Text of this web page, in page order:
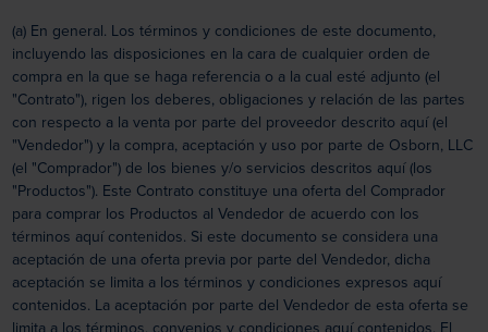
(a) En general. Los términos y condiciones de este documento,
incluyendo las disposiciones en la cara de cualquier orden de
compra en la que se haga referencia o a la cual esté adjunto (el
"Contrato"), rigen los deberes, obligaciones y relación de las partes
con respecto a la venta por parte del proveedor descrito aquí (el
"Vendedor") y la compra, aceptación y uso por parte de Osborn, LLC
(el "Comprador") de los bienes y/o servicios descritos aquí (los
"Productos"). Este Contrato constituye una oferta del Comprador
para comprar los Productos al Vendedor de acuerdo con los
términos aquí contenidos. Si este documento se considera una
aceptación de una oferta previa por parte del Vendedor, dicha
aceptación se limita a los términos y condiciones expresos aquí
contenidos. La aceptación por parte del Vendedor de esta oferta se